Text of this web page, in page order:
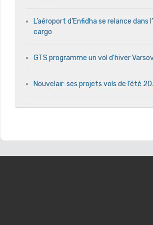
L’aéroport d’Enfidha se relance dans
cargo
GTS programme un vol d’hiver
Nouvelair: ses projets vols de l’été